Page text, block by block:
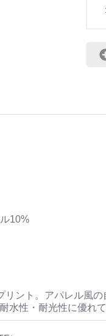
10%
リント。アパレル風
水性・耐光性に優れ